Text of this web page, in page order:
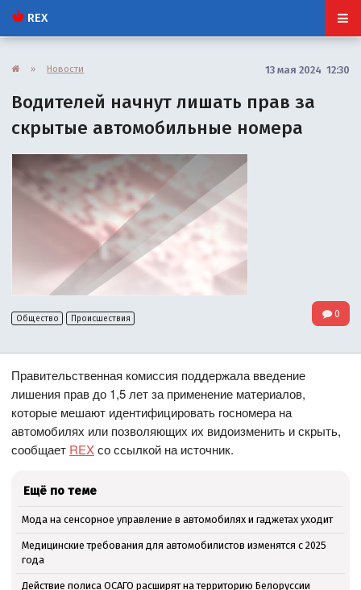
REX
» Новости 13 мая 2024 12:30
Водителей начнут лишать прав за
скрытые автомобильные номера
Общество Происшествия 0
Правительственная комиссия поддержала введение
лишения прав до 1,5 лет за применение материалов,
которые мешают идентифицировать госномера на
автомобилях или позволяющих их видоизменить и скрыть,
сообщает REXсо ссылкой на источник.
Ещё по теме
Мода на сенсорное управление в автомобилях и гаджетах уходит
Медицинские требования для автомобилистов изменятся с 2025
года
Действие полиса ОСАГО расширят на территорию Белоруссии